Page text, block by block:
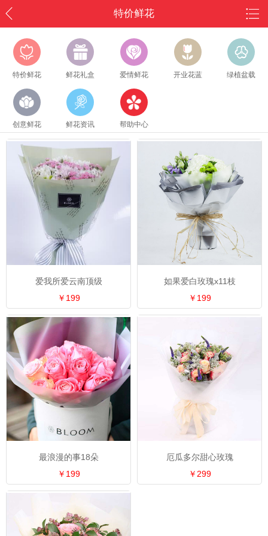
特价鲜花
特价鲜花 鲜花礼盒 爱情鲜花 开业花蓝 绿植盆载
创意鲜花 鲜花资讯 帮助中心
爱我所爱云南顶级
￥199
如果爱白玫瑰x11枝
￥199
最浪漫的事18朵
￥199
厄瓜多尔甜心玫瑰
￥299